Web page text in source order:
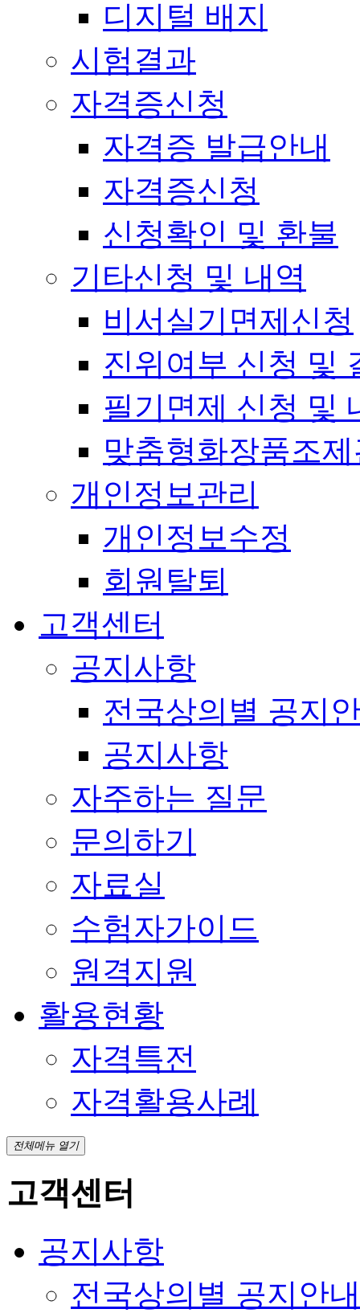
디지털 배지
시험결과
자격증신청
자격증 발급안내
자격증신청
신청확인 및 환불
기타신청 및 내역
비서실기면제신청
진위여부 신청 및
필기면제 신청 및
맞춤형화장품조
개인정보관리
개인정보수정
회원탈퇴
고객센터
공지사항
전국상의별 공지
공지사항
자주하는 질문
문의하기
자료실
수험자가이드
원격지원
활용현황
자격특전
자격활용사례
전체메뉴 열기
고객센터
공지사항
전국상의별 공지안내